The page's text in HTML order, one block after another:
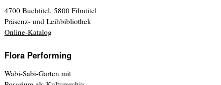
4700 Buchtitel, 5800 Filmtitel
Präsenz- und Leihbibliothek
Online-Katalog
Flora Performing
Wabi-Sabi-Garten mit